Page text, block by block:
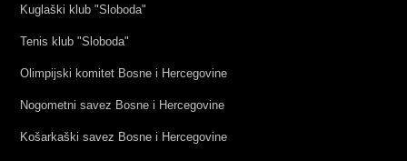
Kuglaški klub "Sloboda"
Tenis klub "Sloboda"
Olimpijski komitet Bosne i Hercegovine
Nogometni savez Bosne i Hercegovine
Košarkaški savez Bosne i Hercegovine